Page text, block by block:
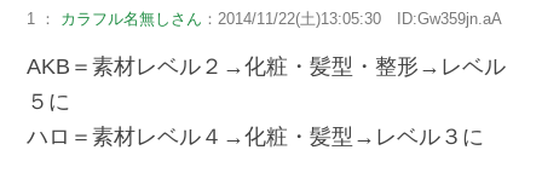
1 ： カラフル名無しさん ：2014/11/22(土)13:05:30 ID:Gw359jn.aA
AKB＝素材レベル２→化粧・髪型・整形→レベル
５に
ハロ＝素材レベル４→化粧・髪型→レベル３に